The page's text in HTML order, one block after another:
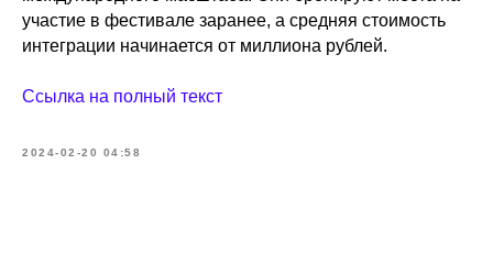
участие в фестивале заранее, а средняя стоимость
интеграции начинается от миллиона рублей.
Ссылка на полный текст
2024-02-20 04:58